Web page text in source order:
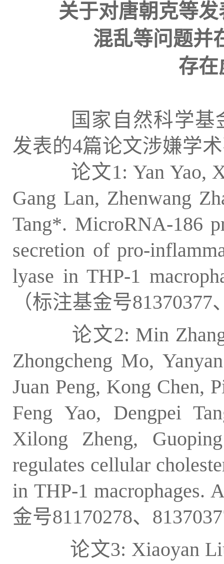
关于对唐朝克等
混乱等问题并
存在
国家自然科学基金
发表的4篇论文涉嫌学
论文1: Yan Yao,
Gang Lan, Zhenwang
Tang*. MicroRNA-186
secretion of pro-
lyase in THP-1
（标注基金号81370377
论文2: Min
Zhongcheng Mo,
Juan Peng, Kong Chen,
Feng Yao, Dengpei
Xilong Zheng,
regulates cellular
in THP-1 macrophages.
金号81170278、
论文3: Xiaoyan